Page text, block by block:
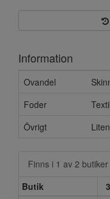
Information
Ovandel
Foder
Textil
Övrigt
Finns i 1 av 2 butiker
Butik